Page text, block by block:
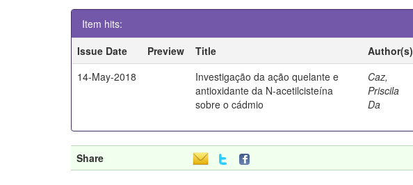
Item hits:
Issue Date
Preview Title Author(s)
14-May-2018
Investigação da ação quelante e
antioxidante da N-acetilcisteína
sobre o cádmio
Caz,
Priscila
Da
Share